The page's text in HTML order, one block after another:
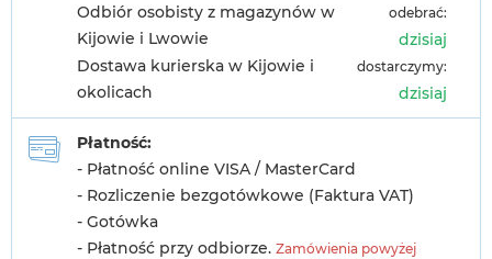
Odbiór osobisty z magazynów w
Kijowie i Lwowie
odebrać:
dzisiaj
Dostawa kurierska w Kijowie i
okolicach
dostarczymy:
dzisiaj
Płatność:
- Płatność online VISA / MasterCard
- Rozliczenie bezgotówkowe (Faktura VAT)
- Gotówka
- Płatność przy odbiorze. Zamówienia powyżej